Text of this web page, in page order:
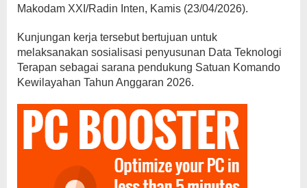
Makodam XXI/Radin Inten, Kamis (23/04/2026).
Kunjungan kerja tersebut bertujuan untuk
melaksanakan sosialisasi penyusunan Data Teknologi
Terapan sebagai sarana pendukung Satuan Komando
Kewilayahan Tahun Anggaran 2026.